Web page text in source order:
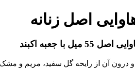
اصل زنانه
با جعبه اکبند